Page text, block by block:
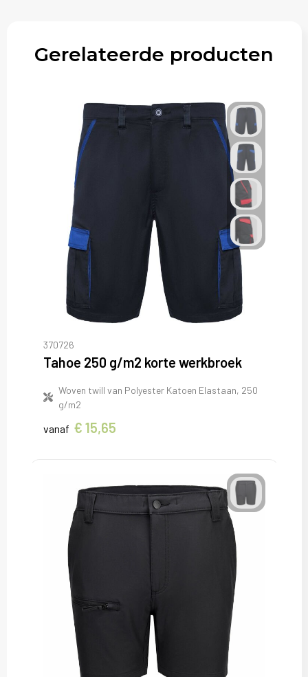
Gerelateerde producten
370726
Tahoe 250 g/m2 korte werkbroek
Woven twill van Polyester Katoen Elastaan, 250
g/m2
vanaf € 15,65